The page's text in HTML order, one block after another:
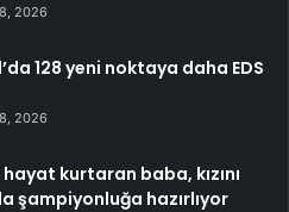
2026
128 yeni noktaya daha EDS
2026
hayat kurtaran baba, kızını
şampiyonluğa hazırlıyor